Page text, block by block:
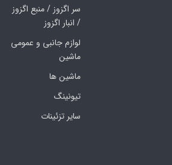
سر اگزوز / منبع اگزوز
/ انبار اگزوز
لوازم جانبی و عمومی
ماشین
ماشین ها
تیونینگ
سایر تزئینات